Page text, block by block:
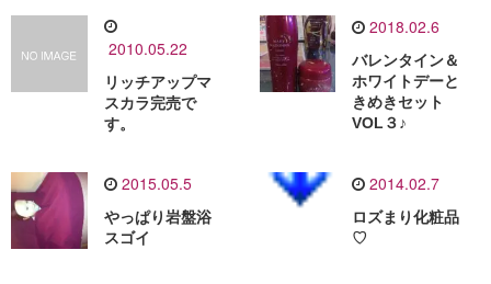
2010.05.22
リッチアップマ
スカラ完売で
す。
2018.02.6
バレンタイン＆
ホワイトデーと
きめきセット
VOL３♪
2015.05.5
やっぱり岩盤浴
スゴイ
2014.02.7
ロズまり化粧品
♡